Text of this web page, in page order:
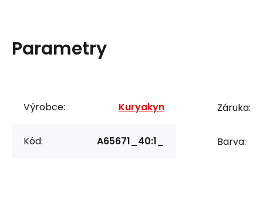
Parametry
Výrobce: Kuryakyn
Kód: A65671_40:1_
Záruka:
Barva: